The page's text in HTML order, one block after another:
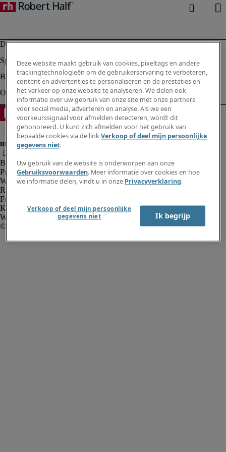
Bedrijfsinformatie
Privacyverklaring
Website en cookies
Rekruteringsvoorwaarden
Fraude alarm
Klokkenluidersregeling
Webmaster feedback
Deze website maakt gebruik van cookies, pixeltags en andere
trackingtechnologieën om de gebruikerservaring te verbeteren,
content en advertenties te personaliseren en de prestaties en
het verkeer op onze website te analyseren. We delen ook
informatie over uw gebruik van onze site met onze partners
voor social media, adverteren en analyse. Als we een
voorkeurssignaal voor afmelden detecteren, wordt dit
gehonoreerd. U kunt zich afmelden voor het gebruik van
bepaalde cookies via de linkVerkoop of deel mijn persoonlijke
gegevens niet.
Uw gebruik van de website is onderworpen aan onze
Gebruiksvoorwaarden. Meer informatie over cookies en hoe
we informatie delen, vindt u in onze Privacyverklaring.
Verkoop of deel mijn persoonlijke
gegevens niet
Ik begrijp